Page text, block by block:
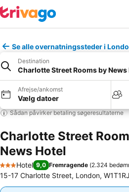
Se alle overnatningssteder i
Destination
Charlotte Street Rooms by News
Afrejse/ankomst
Vælg datoer
Sådan påvirker betaling søgeresultaterne
Charlotte Street
News Hotel
3 Stjerner
Hotel 9,0 Fremragende (2.324
15-17 Charlotte Street, London,